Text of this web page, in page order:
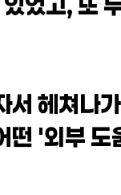
서 헤쳐나
떤 '외부